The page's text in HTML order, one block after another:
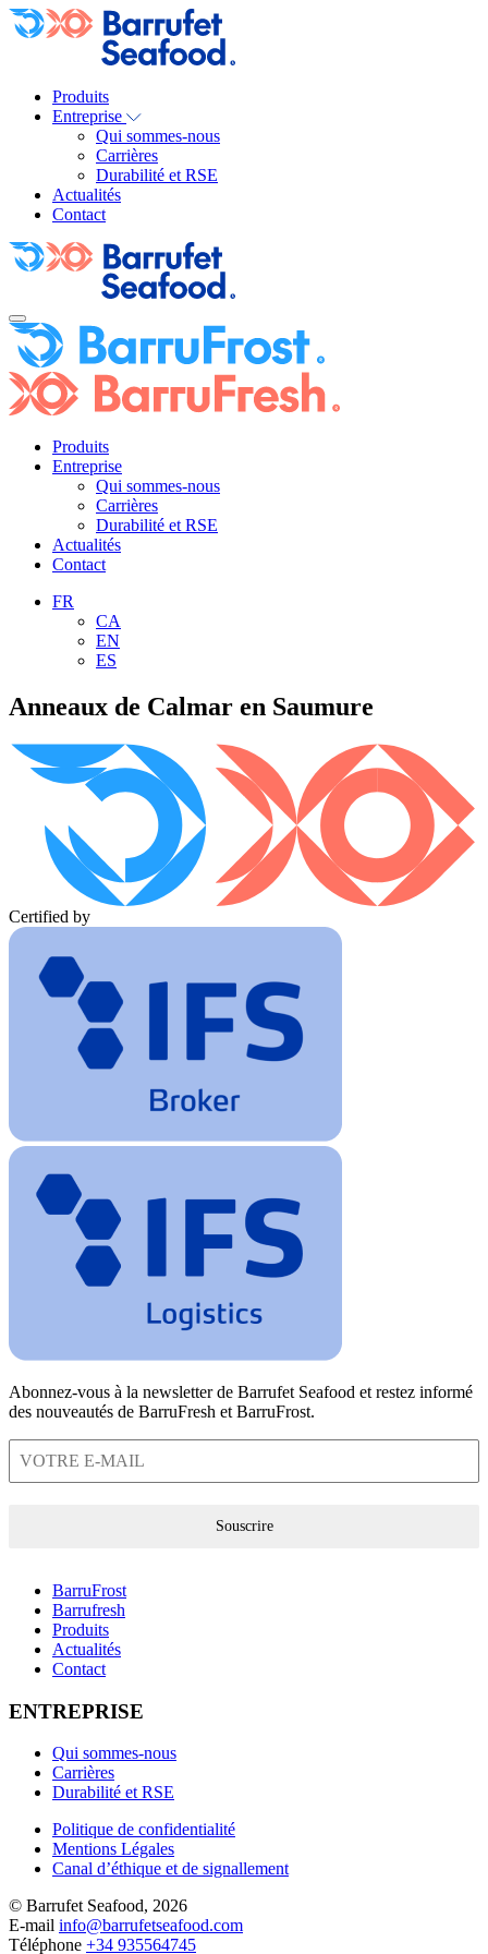
Produits
Entreprise
Qui sommes-nous
Carrières
Durabilité et RSE
Actualités
Contact
Produits
Entreprise
Qui sommes-nous
Carrières
Durabilité et RSE
Actualités
Contact
FR
CA
EN
ES
Anneaux de Calmar en Saumure
Certified by
Abonnez-vous à la newsletter de Barrufet Seafood et restez informé
des nouveautés de BarruFresh et BarruFrost.
Souscrire
BarruFrost
Barrufresh
Produits
Actualités
Contact
ENTREPRISE
Qui sommes-nous
Carrières
Durabilité et RSE
Politique de confidentialité
Mentions Légales
Canal d’éthique et de signallement
© Barrufet Seafood, 2026
E-mail info@barrufetseafood.com
Téléphone +34 935564745